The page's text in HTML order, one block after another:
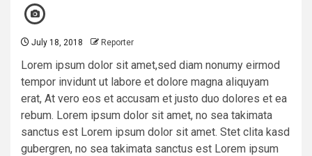
July 18, 2018 Reporter
Lorem ipsum dolor sit amet,sed diam nonumy eirmod
tempor invidunt ut labore et dolore magna aliquyam
erat, At vero eos et accusam et justo duo dolores et ea
rebum. Lorem ipsum dolor sit amet, no sea takimata
sanctus est Lorem ipsum dolor sit amet. Stet clita kasd
gubergren, no sea takimata sanctus est Lorem ipsum